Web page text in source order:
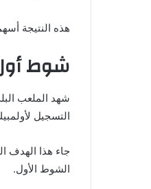
هذه النتيجة
شوط
شهد الملعب
التسجيل
جاء هذا الهدف
الشوط الأول.